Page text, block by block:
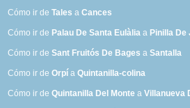
Cómo ir deTales aCances
Cómo ir de Palau De Santa Eulàlia a Pinilla De
Cómo ir deSant Fruitós De Bages aSantalla
Cómo ir deOrpí aQuintanilla-colina
Cómo ir deQuintanilla Del Monte aVillanueva